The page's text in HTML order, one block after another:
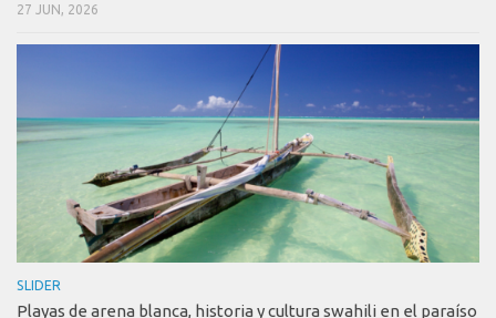
27 JUN, 2026
SLIDER
Playas de arena blanca, historia y cultura swahili en el paraíso